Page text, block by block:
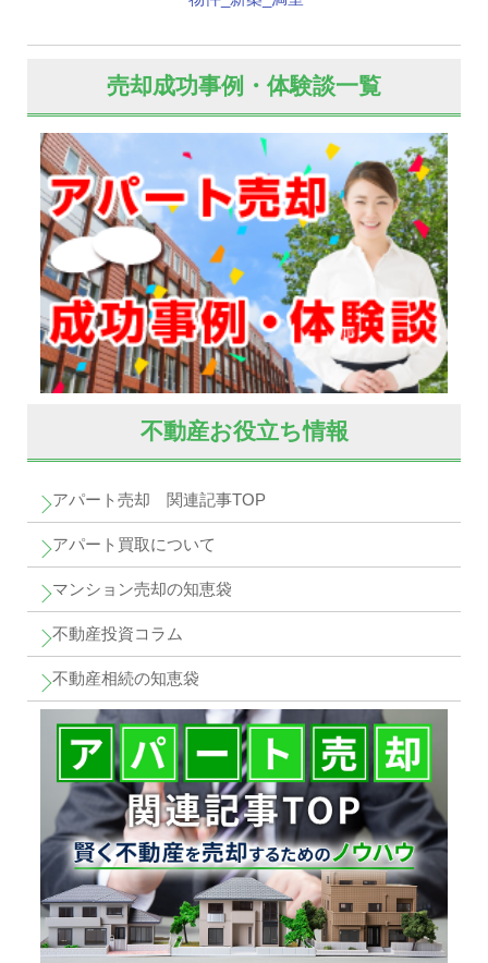
売却成功事例・体験談一覧
不動産お役立ち情報
アパート売却 関連記事TOP
アパート買取について
マンション売却の知恵袋
不動産投資コラム
不動産相続の知恵袋